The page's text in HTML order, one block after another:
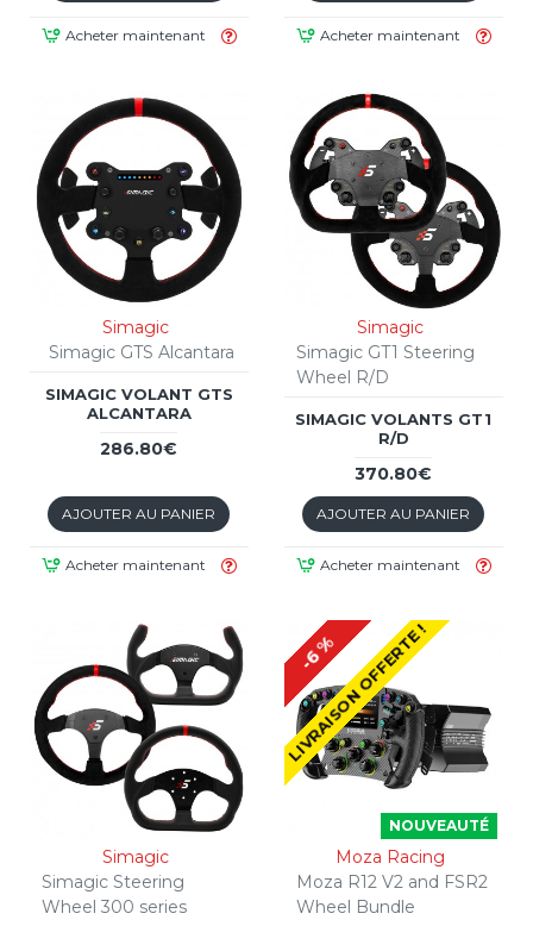
Acheter maintenant Acheter maintenant
Simagic
Simagic GTS Alcantara
SIMAGIC VOLANT GTS
ALCANTARA
286.80€
AJOUTER AU PANIER
Acheter maintenant
Simagic
Simagic GT1 Steering
Wheel R/D
SIMAGIC VOLANTS GT1
R/D
370.80€
AJOUTER AU PANIER
Acheter maintenant
Simagic
Simagic Steering
Wheel 300 series
NOUVEAUTÉ
LIVRAISON OFFERTE !
-6 %
Moza Racing
Moza R12 V2 and FSR2
Wheel Bundle